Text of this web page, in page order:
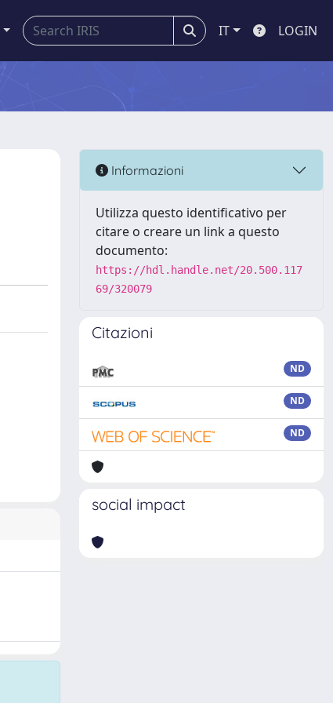
IT LOGIN
Informazioni
Utilizza questo identificativo per
citare o creare un link a questo
documento:
https://hdl.handle.net/20.500.117
69/320079
Citazioni
ND
ND
ND
social impact